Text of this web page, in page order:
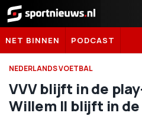
Sportnieuws.nl
NET BINNEN PODCAST
NEDERLANDS VOETBAL
VVV blijft in de
Willem II blijft in